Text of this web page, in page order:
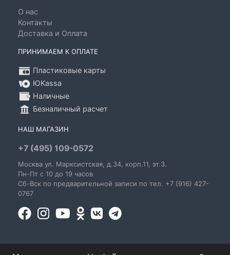
О нас
Контакты
Доставка и Оплата
ПРИНИМАЕМ К ОПЛАТЕ
Пластиковые карты
ЮKassa
Наличные
Безналичный расчет
НАШ МАГАЗИН
+7 (495) 109-0572
Москва ул. Марксистская, д.34, корп.11, эт.3.
Пн-Пт c 10 до 19 часов
Сб-Вск по предварительной записи по тел. +7 (916) 427-
0767